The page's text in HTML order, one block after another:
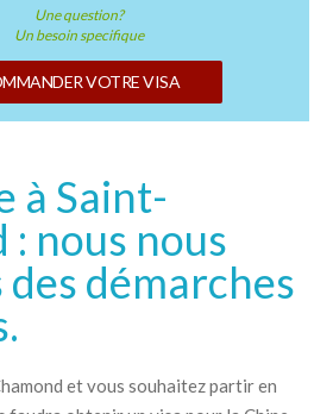
Une question?
Un besoin specifique
VOTRE VISA
à Saint-
: nous nous
démarches
et vous souhaitez partir en